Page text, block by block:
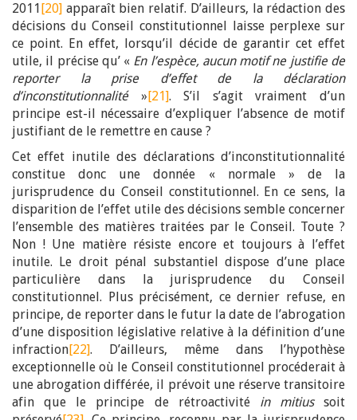
2011[20] apparaît bien relatif. D’ailleurs, la rédaction des
décisions du Conseil constitutionnel laisse perplexe sur
ce point. En effet, lorsqu’il décide de garantir cet effet
utile, il précise qu’ « En l’espèce, aucun motif ne justifie de
reporter la prise d’effet de la déclaration
d’inconstitutionnalité»[21]. S’il s’agit vraiment d’un
principe est-il nécessaire d’expliquer l’absence de motif
justifiant de le remettre en cause ?
Cet effet inutile des déclarations d’inconstitutionnalité
constitue donc une donnée « normale » de la
jurisprudence du Conseil constitutionnel. En ce sens, la
disparition de l’effet utile des décisions semble concerner
l’ensemble des matières traitées par le Conseil. Toute ?
Non ! Une matière résiste encore et toujours à l’effet
inutile. Le droit pénal substantiel dispose d’une place
particulière dans la jurisprudence du Conseil
constitutionnel. Plus précisément, ce dernier refuse, en
principe, de reporter dans le futur la date de l’abrogation
d’une disposition législative relative à la définition d’une
infraction[22]. D’ailleurs, même dans l’hypothèse
exceptionnelle où le Conseil constitutionnel procéderait à
une abrogation différée, il prévoit une réserve transitoire
afin que le principe de rétroactivité in mitius soit